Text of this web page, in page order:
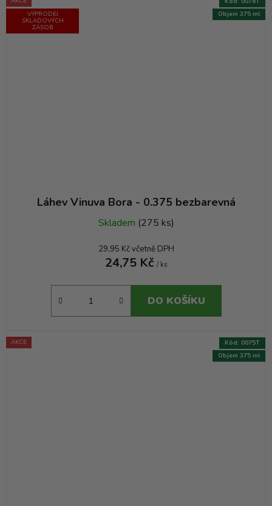
VÝPRODEJ
SKLADOVÝCH
ZÁSOB
Láhev Vinuva Bora - 0.375 bezbarevná
Skladem (275 ks)
29,95 Kč včetně DPH
24,75 Kč / ks
DO KOŠÍKU
Objem 375 ml
AKCE
Objem 375 ml
Kód: 0075T